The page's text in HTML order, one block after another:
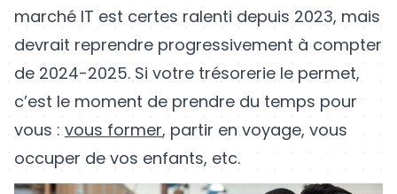
marché IT est certes ralenti depuis 2023, mais
devrait reprendre progressivement à compter
de 2024-2025. Si votre trésorerie le permet,
c’est le moment de prendre du temps pour
vous : vous former, partir en voyage, vous
occuper de vos enfants, etc.